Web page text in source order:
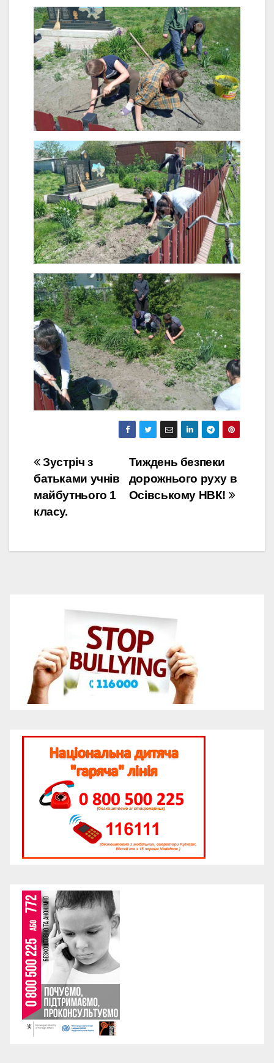
Навігація
записів
Тиждень безпеки
дорожнього руху в
Осівському НВК!
Зустріч з
батьками учнів
майбутнього 1
класу.